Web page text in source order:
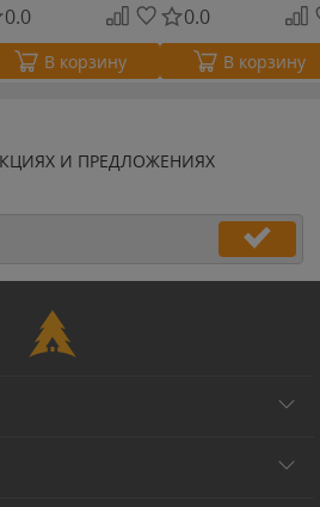
0.0
В корзину
0.0
В корзину
И ПРЕДЛОЖЕНИЯХ